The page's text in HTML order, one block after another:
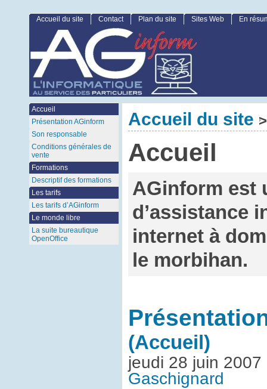
Accueil du site >
Accueil
AGinform est
d’assistance
internet à
le morbihan.
(Accueil)
jeudi 28 juin
Gaschignard
Accueil du site Contact Plan du site Sites Web En
Accueil
Présentation AGinform
Son responsable
Conditions générales de
vente
Formations
Descriptif des formations
Les tarifs
Les tarifs d’AGinform
Le monde libre
La suite bureautique
OpenOffice